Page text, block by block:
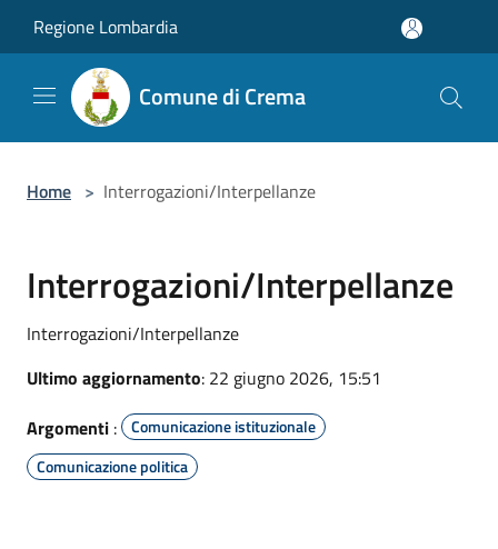
Regione Lombardia
Comune di Crema
Home > Interrogazioni/Interpellanze
Interrogazioni/Interpellanze
Interrogazioni/Interpellanze
Ultimo aggiornamento: 22 giugno 2026, 15:51
Argomenti :
Comunicazione istituzionale
Comunicazione politica